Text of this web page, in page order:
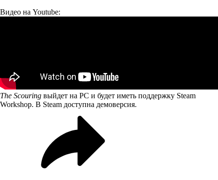
Видео на Youtube:
The Scouring выйдет на PC и будет иметь поддержку Steam
Workshop. В Steam доступна демоверсия.